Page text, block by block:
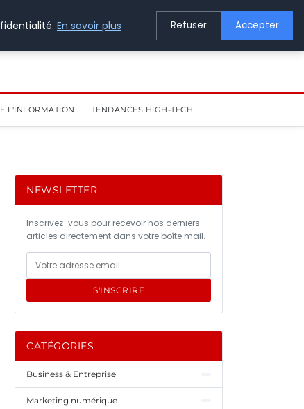
L'INFORMATION TENDANCES HIGH-TECH
NEWSLETTER
Inscrivez-vous pour recevoir nos derniers
articles directement dans votre boîte mail.
S'INSCRIRE
CATÉGORIES
Business & Entreprise
Marketing numérique
En savoir plus Refuser Accepter